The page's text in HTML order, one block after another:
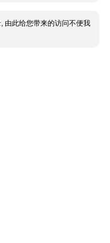
由此给您带来的访问不便我